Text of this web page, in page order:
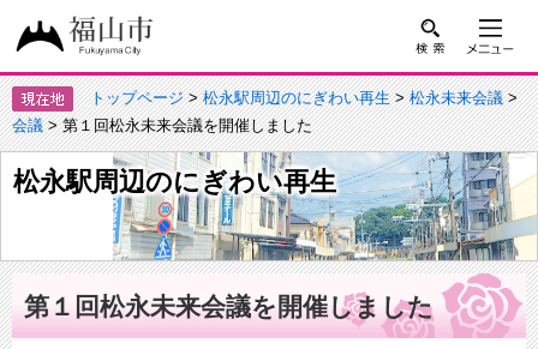
トップページ>松永駅周辺のにぎわい再生>松永未来会議>
会議> 第１回松永未来会議を開催しました
松永駅周辺のにぎわい再生
第１回松永未来会議を開催しました